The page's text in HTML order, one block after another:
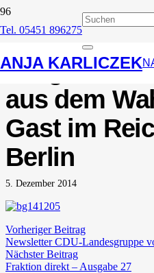
Tel. 05451 896275
ANJA KARLICZEK
Politische
Bürgerinnen
aus dem
Gast im
Berlin
5. Dezember 2014
Vorheriger Beitrag
Newsletter CDU-Landesgruppe
Nächster Beitrag
Fraktion direkt – Ausgabe 27